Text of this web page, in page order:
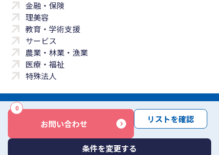
お問い合わせ
0
リストを確認
条件を変更する
金融・保険
理美容
教育・学術支援
サービス
農業・林業・漁業
医療・福祉
特殊法人
サイトマップ 免責事項 サービス利用規約
商標について反社会勢力に対する基本方針 お問い合わせ
Copyright © Yayoi Co., Ltd. All rights reserved.